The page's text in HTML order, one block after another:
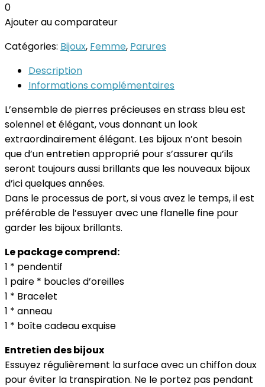
0
Ajouter au comparateur
Catégories: Bijoux, Femme, Parures
Description
Informations complémentaires
L’ensemble de pierres précieuses en strass bleu est
solennel et élégant, vous donnant un look
extraordinairement élégant. Les bijoux n’ont besoin
que d’un entretien approprié pour s’assurer qu’ils
seront toujours aussi brillants que les nouveaux bijoux
d’ici quelques années.
Dans le processus de port, si vous avez le temps, il est
préférable de l’essuyer avec une flanelle fine pour
garder les bijoux brillants.
Le package comprend:
1 * pendentif
1 paire * boucles d’oreilles
1 * Bracelet
1 * anneau
1 * boîte cadeau exquise
Entretien des bijoux
Essuyez régulièrement la surface avec un chiffon doux
pour éviter la transpiration. Ne le portez pas pendant